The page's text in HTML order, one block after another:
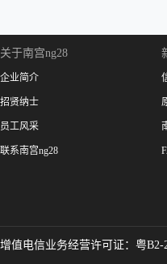
关于南宫ng28
企业简介
招贤纳士
员工风采
联系南宫ng28
增值电信业务经营许可证：粤B2-